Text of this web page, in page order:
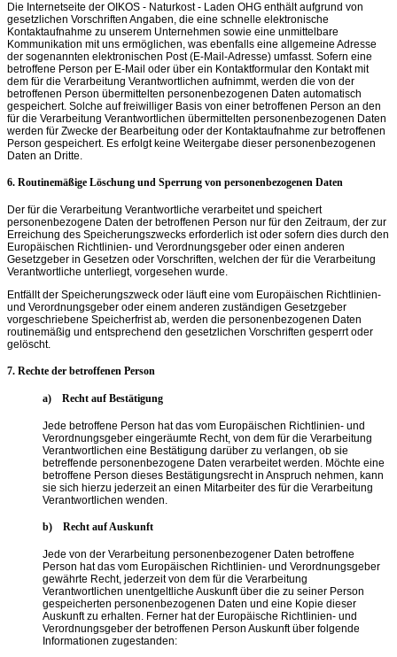
Die Internetseite der OIKOS - Naturkost - Laden OHG enthält aufgrund von
gesetzlichen Vorschriften Angaben, die eine schnelle elektronische
Kontaktaufnahme zu unserem Unternehmen sowie eine unmittelbare
Kommunikation mit uns ermöglichen, was ebenfalls eine allgemeine Adresse
der sogenannten elektronischen Post (E-Mail-Adresse) umfasst. Sofern eine
betroffene Person per E-Mail oder über ein Kontaktformular den Kontakt mit
dem für die Verarbeitung Verantwortlichen aufnimmt, werden die von der
betroffenen Person übermittelten personenbezogenen Daten automatisch
gespeichert. Solche auf freiwilliger Basis von einer betroffenen Person an den
für die Verarbeitung Verantwortlichen übermittelten personenbezogenen Daten
werden für Zwecke der Bearbeitung oder der Kontaktaufnahme zur betroffenen
Person gespeichert. Es erfolgt keine Weitergabe dieser personenbezogenen
Daten an Dritte.
6. Routinemäßige Löschung und Sperrung von personenbezogenen Daten
Der für die Verarbeitung Verantwortliche verarbeitet und speichert
personenbezogene Daten der betroffenen Person nur für den Zeitraum, der zur
Erreichung des Speicherungszwecks erforderlich ist oder sofern dies durch den
Europäischen Richtlinien- und Verordnungsgeber oder einen anderen
Gesetzgeber in Gesetzen oder Vorschriften, welchen der für die Verarbeitung
Verantwortliche unterliegt, vorgesehen wurde.
Entfällt der Speicherungszweck oder läuft eine vom Europäischen Richtlinien-
und Verordnungsgeber oder einem anderen zuständigen Gesetzgeber
vorgeschriebene Speicherfrist ab, werden die personenbezogenen Daten
routinemäßig und entsprechend den gesetzlichen Vorschriften gesperrt oder
gelöscht.
7. Rechte der betroffenen Person
a) Recht auf Bestätigung
Jede betroffene Person hat das vom Europäischen Richtlinien- und
Verordnungsgeber eingeräumte Recht, von dem für die Verarbeitung
Verantwortlichen eine Bestätigung darüber zu verlangen, ob sie
betreffende personenbezogene Daten verarbeitet werden. Möchte eine
betroffene Person dieses Bestätigungsrecht in Anspruch nehmen, kann
sie sich hierzu jederzeit an einen Mitarbeiter des für die Verarbeitung
Verantwortlichen wenden.
b) Recht auf Auskunft
Jede von der Verarbeitung personenbezogener Daten betroffene
Person hat das vom Europäischen Richtlinien- und Verordnungsgeber
gewährte Recht, jederzeit von dem für die Verarbeitung
Verantwortlichen unentgeltliche Auskunft über die zu seiner Person
gespeicherten personenbezogenen Daten und eine Kopie dieser
Auskunft zu erhalten. Ferner hat der Europäische Richtlinien- und
Verordnungsgeber der betroffenen Person Auskunft über folgende
Informationen zugestanden: